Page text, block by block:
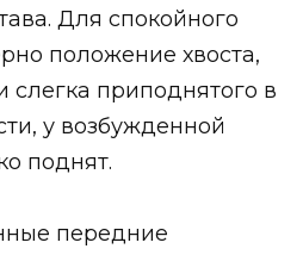
Для спокойного
положение хвоста,
слегка приподнятого в
у возбужденной
поднят.
передние